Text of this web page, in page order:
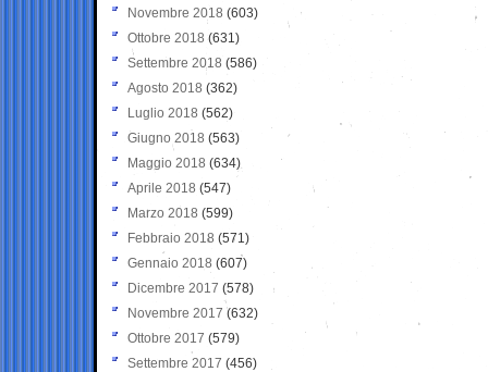
Novembre 2018 (603)
Ottobre 2018 (631)
Settembre 2018 (586)
Agosto 2018 (362)
Luglio 2018 (562)
Giugno 2018 (563)
Maggio 2018 (634)
Aprile 2018 (547)
Marzo 2018 (599)
Febbraio 2018 (571)
Gennaio 2018 (607)
Dicembre 2017 (578)
Novembre 2017 (632)
Ottobre 2017 (579)
Settembre 2017 (456)